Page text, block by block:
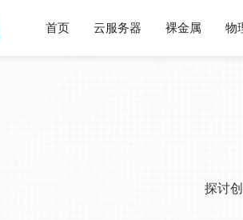
首页 云服务器 裸金属 物
探讨